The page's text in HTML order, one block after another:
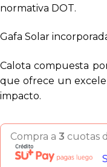
normativa DOT.
Gafa Solar
Calota compuesta
que ofrece un
impacto.
Compra a 3 cuotas